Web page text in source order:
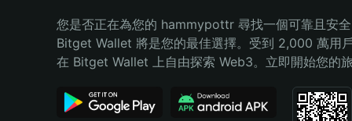
Bahasa Indonesia您是否正在為您的 hammypottr 尋找一個可靠且安
Bitget Wallet 將是您的最佳選擇。受到 2,000 萬用
在 Bitget Wallet 上自由探索 Web3。立即開始您的